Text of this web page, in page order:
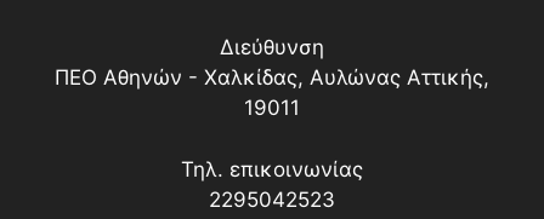
Διεύθυνση
ΠΕΟ Αθηνών - Χαλκίδας, Αυλώνας Αττικής,
19011
Τηλ. επικοινωνίας
2295042523